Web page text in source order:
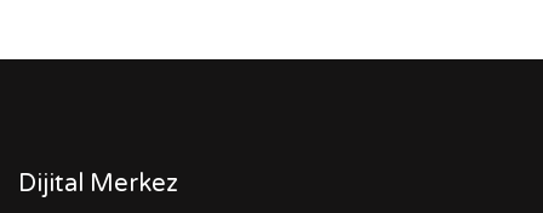
Dijital Merkez